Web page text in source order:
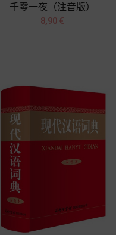
千零一夜（注音版）
Prix
8,90 €